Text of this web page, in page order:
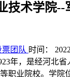
技术学院
团队 时间：
年，是经河北
职业院校。学院